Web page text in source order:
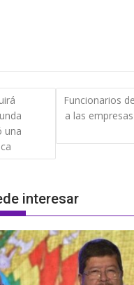
una
Funcionarios
a las
interesar